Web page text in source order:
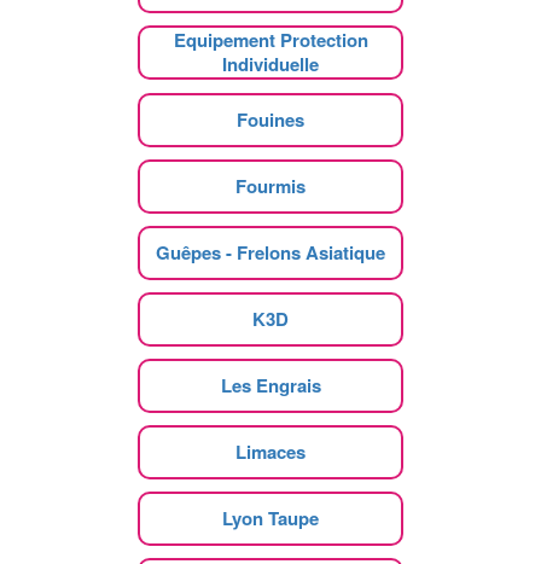
Equipement Protection
Individuelle
Fouines
Fourmis
Guêpes - Frelons Asiatique
K3D
Les Engrais
Limaces
Lyon Taupe